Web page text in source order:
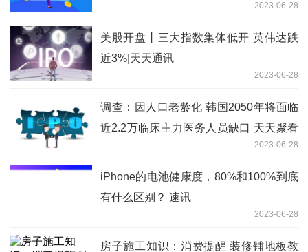
2023-06-28
美股开盘丨三大指数集体低开 英伟达跌
近3%|天天通讯
2023-06-28
调查：因人口老龄化 韩国2050年将面临
近2.2万临床主力医务人员缺口 天天聚看
2023-06-28
iPhone的电池健康度，80%和100%到底
有什么区别？ 速讯
2023-06-28
房子施工知识：消费提醒 装修铺地板教